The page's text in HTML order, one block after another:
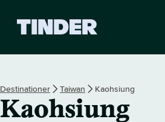
r
s
s
Destinationer Taiwan Kaohsiung
Kaohsiung